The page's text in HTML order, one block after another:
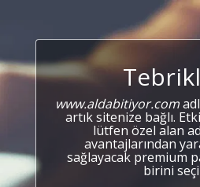
www.aldabitiyor.com
artık sitenize bağlı.
lütfen özel alan
avantajlarından
sağlayacak premium
birini